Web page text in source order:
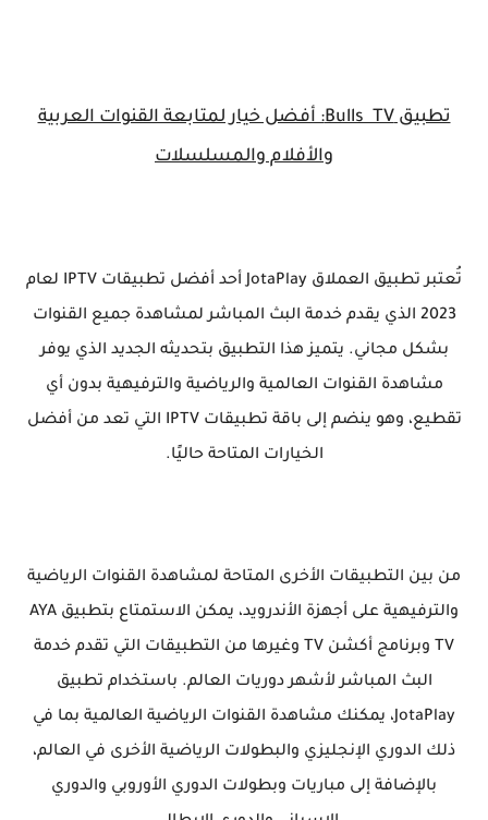
تطبيق Bulls TV: أفضل خيار لمتابعة القنوات العربية
والأفلام والمسلسلات
تُعتبر تطبيق العملاق JotaPlay أحد أفضل تطبيقات IPTV لعام
2023 الذي يقدم خدمة البث المباشر لمشاهدة جميع القنوات
بشكل مجاني. يتميز هذا التطبيق بتحديثه الجديد الذي يوفر
مشاهدة القنوات العالمية والرياضية والترفيهية بدون أي
تقطيع، وهو ينضم إلى باقة تطبيقات IPTV التي تعد من أفضل
الخيارات المتاحة حاليًا.
من بين التطبيقات الأخرى المتاحة لمشاهدة القنوات الرياضية
والترفيهية على أجهزة الأندرويد، يمكن الاستمتاع بتطبيق AYA
TV وبرنامج أكشن TV وغيرها من التطبيقات التي تقدم خدمة
البث المباشر لأشهر دوريات العالم. باستخدام تطبيق
JotaPlay، يمكنك مشاهدة القنوات الرياضية العالمية بما في
ذلك الدوري الإنجليزي والبطولات الرياضية الأخرى في العالم،
بالإضافة إلى مباريات وبطولات الدوري الأوروبي والدوري